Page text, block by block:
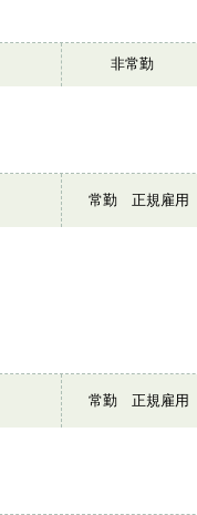
非常勤
常勤 正規雇用
常勤 正規雇用